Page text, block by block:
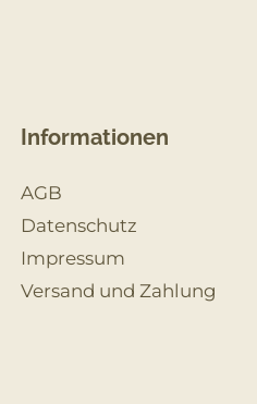
Informationen
AGB
Datenschutz
Impressum
Versand und Zahlung